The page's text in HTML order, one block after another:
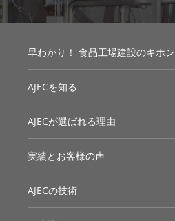
早わかり！ 食品工場建設のキホン
AJECを知る
AJECが選ばれる理由
実績とお客様の声
AJECの技術